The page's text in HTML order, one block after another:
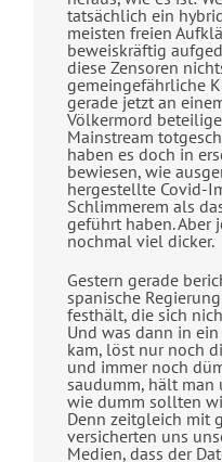
tatsächlich ein
meisten freien
beweiskräftig
diese Zensoren
gemeingefährliche
gerade jetzt an
Völkermord
Mainstream
haben es doch in
bewiesen, wie
hergestellte Covid-
Schlimmerem als
geführt haben. Aber
nochmal viel dicker.
Gestern gerade
spanische
festhält, die sich
Und was dann in
kam, löst nur noch
und immer noch
saudumm, hält man
wie dumm sollten
Denn zeitgleich mit
versicherten uns
Medien, dass der